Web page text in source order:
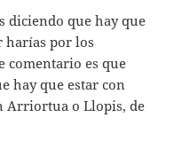
diciendo que hay que
harías por los
comentario es que
hay que estar con
Arriortua o Llopis, de